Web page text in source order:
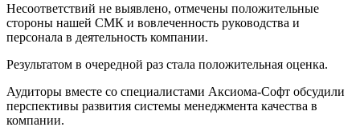
Несоответствий не выявлено, отмечены положительные
стороны нашей СМК и вовлеченность руководства и
персонала в деятельность компании.
Результатом в очередной раз стала положительная оценка.
Аудиторы вместе со специалистами Аксиома-Софт обсудили
перспективы развития системы менеджмента качества в
компании.